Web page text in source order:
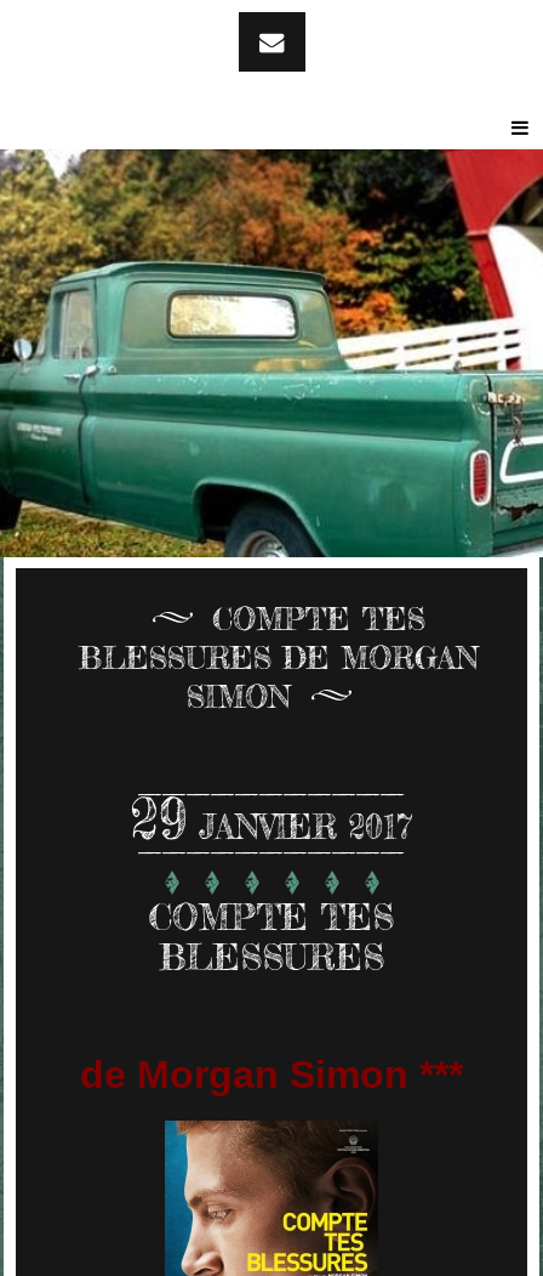
COMPTE TES
BLESSURES DE MORGAN
SIMON
29 JANVIER 2017
COMPTE TES
BLESSURES
de Morgan Simon ***